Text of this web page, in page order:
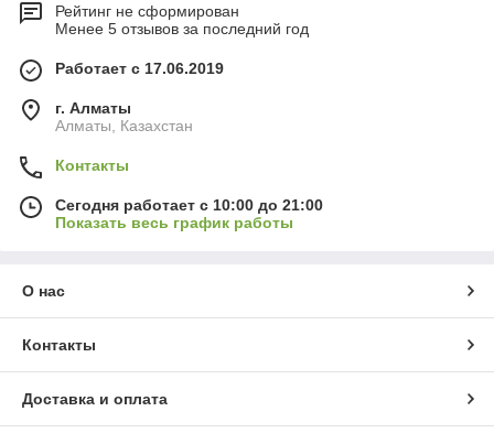
Рейтинг не сформирован
Менее 5 отзывов за последний год
Работает с 17.06.2019
г. Алматы
Алматы, Казахстан
Контакты
Сегодня работает с 10:00 до 21:00
Показать весь график работы
О нас
Контакты
Доставка и оплата